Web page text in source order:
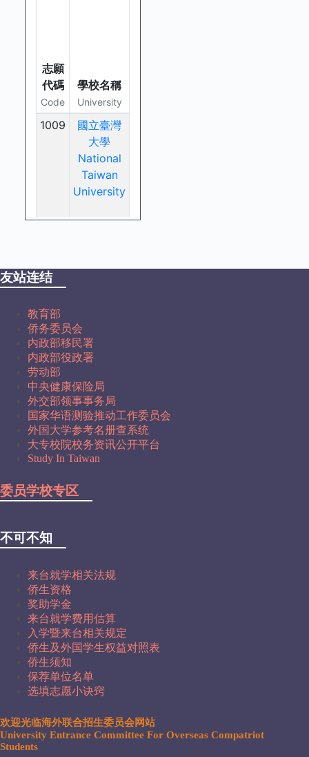
友站连结
教育部
侨务委员会
内政部移民署
内政部役政署
劳动部
中央健康保险局
外交部领事事务局
国家华语测验推动工作委员会
外国大学参考名册查系统
大专校院校务资讯公开平台
Study In Taiwan
委员学校专区
不可不知
来台就学相关法规
侨生资格
奖助学金
来台就学费用估算
入学暨来台相关规定
侨生及外国学生权益对照表
侨生须知
保荐单位名单
选填志愿小诀窍
欢迎光临海外联合招生委员会网站
University Entrance Committee For Overseas Compatriot
Students